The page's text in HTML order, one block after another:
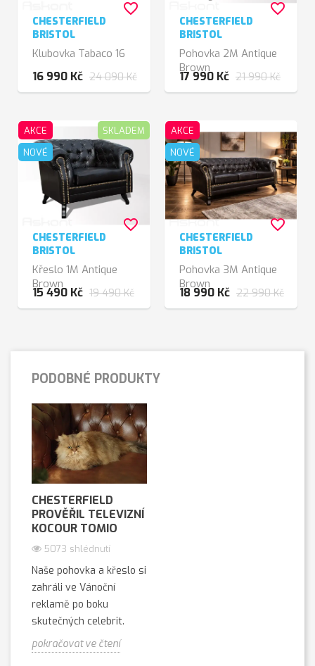
CHESTERFIELD
BRISTOL
Klubovka Tabaco 16
16 990 Kč 24 090 Kč
favorite_border
CHESTERFIELD
BRISTOL
Pohovka 2M Antique
Brown
17 990 Kč 21 990 Kč
favorite_border
AKCE
NOVÉ
SKLADEM
CHESTERFIELD
BRISTOL
Křeslo 1M Antique
Brown
15 490 Kč 19 490 Kč
favorite_border
AKCE
NOVÉ
CHESTERFIELD
BRISTOL
Pohovka 3M Antique
Brown
18 990 Kč 22 990 Kč
favorite_border
PODOBNÉ PRODUKTY
CHESTERFIELD
PROVĚŘIL TELEVIZNÍ
KOCOUR TOMIO
5073 shlédnutí
Naše pohovka a křeslo si
zahráli ve Vánoční
reklamě po boku
skutečných celebrit.
pokračovat ve čtení